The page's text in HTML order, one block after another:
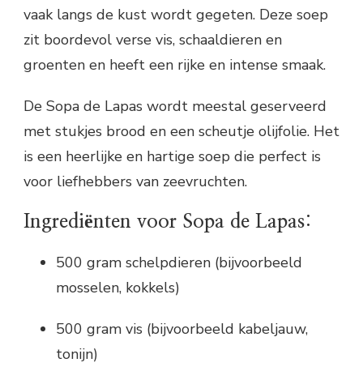
vaak langs de kust wordt gegeten. Deze soep
zit boordevol verse vis, schaaldieren en
groenten en heeft een rijke en intense smaak.
De Sopa de Lapas wordt meestal geserveerd
met stukjes brood en een scheutje olijfolie. Het
is een heerlijke en hartige soep die perfect is
voor liefhebbers van zeevruchten.
Ingrediënten voor Sopa de Lapas:
500 gram schelpdieren (bijvoorbeeld
mosselen, kokkels)
500 gram vis (bijvoorbeeld kabeljauw,
tonijn)